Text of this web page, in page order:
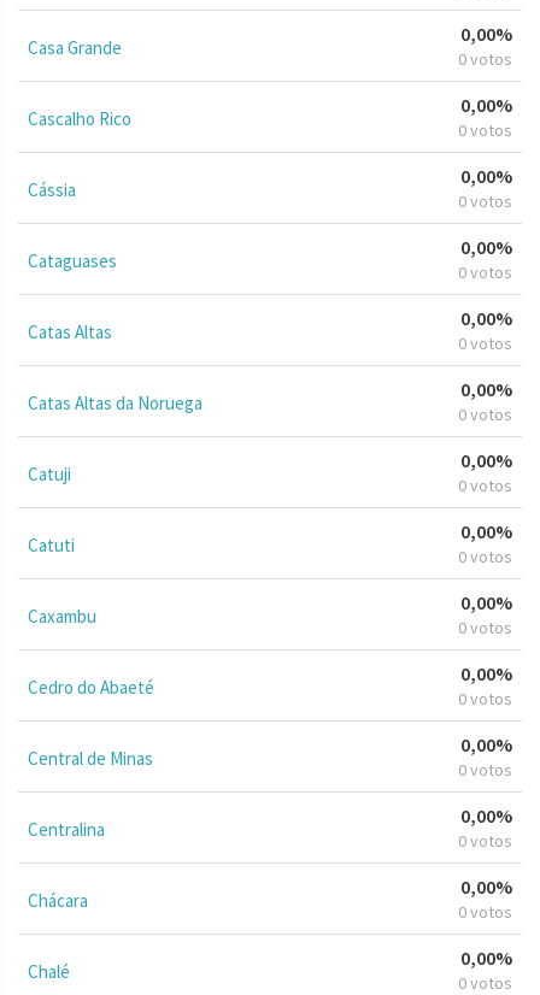
Casa Grande
0,00%
0 votos
Cascalho Rico
0,00%
0 votos
Cássia
0,00%
0 votos
Cataguases
0,00%
0 votos
Catas Altas
0,00%
0 votos
Catas Altas da Noruega
0,00%
0 votos
Catuji
0,00%
0 votos
Catuti
0,00%
0 votos
Caxambu
0,00%
0 votos
Cedro do Abaeté
0,00%
0 votos
Central de Minas
0,00%
0 votos
Centralina
0,00%
0 votos
Chácara
0,00%
0 votos
Chalé
0,00%
0 votos